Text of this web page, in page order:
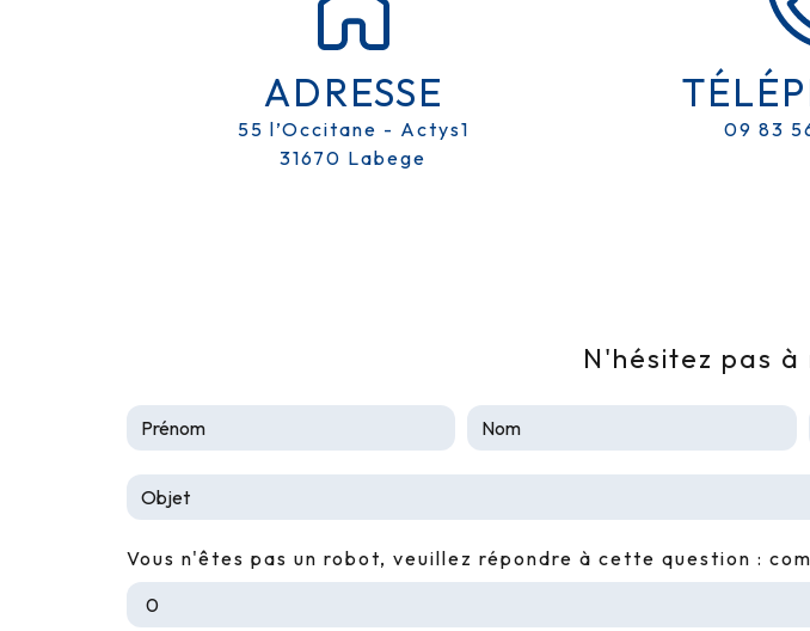
ADRESSE
55 l’Occitane - Actys1
31670 Labege
09 83
N'hésitez pas
Vous n'êtes pas un robot, veuillez répondre à cette question :